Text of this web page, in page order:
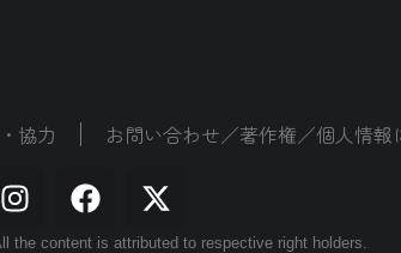
協力 お問い合わせ／著作権／個人情報
the content is attributed to respective right holders.